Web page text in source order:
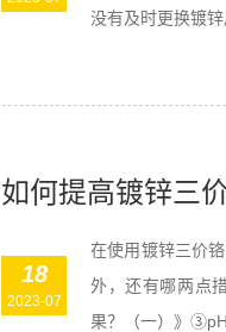
没有及时更换镀锌
如何提高镀锌三
18
2023-07
在使用镀锌三价
外，还有哪两点
果？（一）》